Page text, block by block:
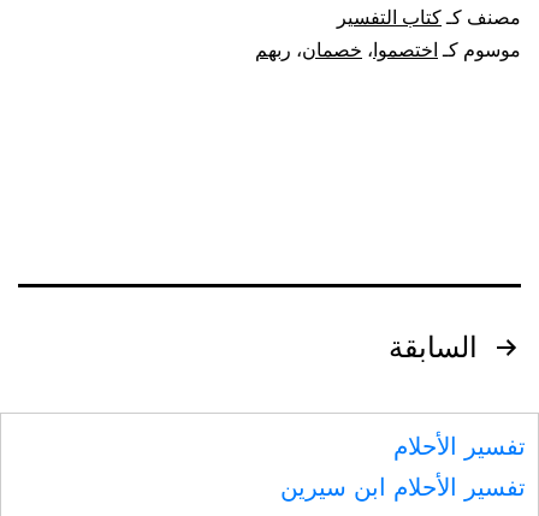
مصنف كـ كتاب التفسير
موسوم كـ اختصموا ، خصمان، ربهم
تصفّح
المقالات
السابقة
تفسير الأحلام
تفسير الأحلام ابن سيرين